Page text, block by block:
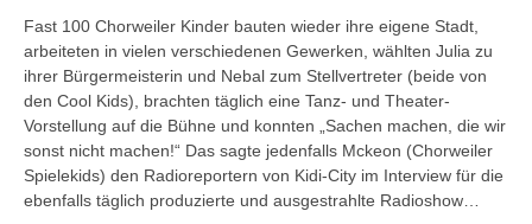
Fast 100 Chorweiler Kinder bauten wieder ihre eigene Stadt,
arbeiteten in vielen verschiedenen Gewerken, wählten Julia zu
ihrer Bürgermeisterin und Nebal zum Stellvertreter (beide von
den Cool Kids), brachten täglich eine Tanz- und Theater-
Vorstellung auf die Bühne und konnten „Sachen machen, die wir
sonst nicht machen!“ Das sagte jedenfalls Mckeon (Chorweiler
Spielekids) den Radioreportern von Kidi-City im Interview für die
ebenfalls täglich produzierte und ausgestrahlte Radioshow…